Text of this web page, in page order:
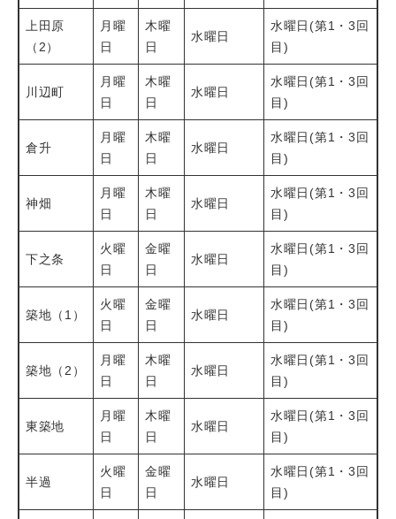
上田原
（2）
月曜
日
木曜
日
水曜日
水曜日(第1・3回
目)
川辺町
月曜
日
木曜
日
水曜日
水曜日(第1・3回
目)
倉升
月曜
日
木曜
日
水曜日
水曜日(第1・3回
目)
神畑
月曜
日
木曜
日
水曜日
水曜日(第1・3回
目)
下之条
火曜
日
金曜
日
水曜日
水曜日(第1・3回
目)
築地（1）
火曜
日
金曜
日
水曜日
水曜日(第1・3回
目)
築地（2）
月曜
日
木曜
日
水曜日
水曜日(第1・3回
目)
東築地
月曜
日
木曜
日
水曜日
水曜日(第1・3回
目)
半過
火曜
日
金曜
日
水曜日
水曜日(第1・3回
目)